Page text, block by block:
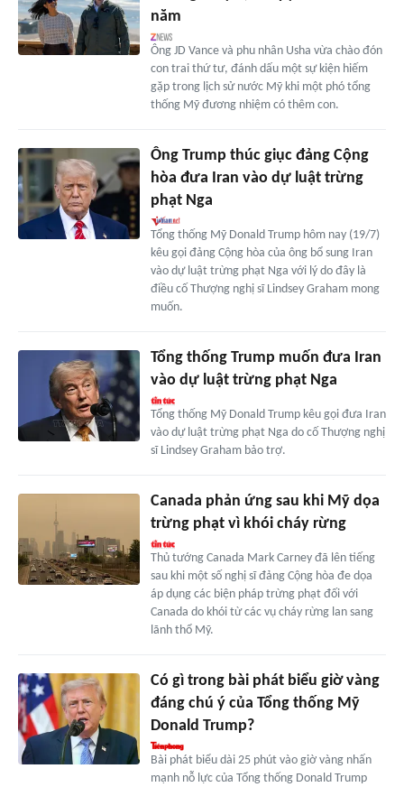
năm
Ông JD Vance và phu nhân Usha vừa chào đón
con trai thứ tư, đánh dấu một sự kiện hiếm
gặp trong lịch sử nước Mỹ khi một phó tổng
thống Mỹ đương nhiệm có thêm con.
Ông Trump thúc giục đảng Cộng
hòa đưa Iran vào dự luật trừng
phạt Nga
Tổng thống Mỹ Donald Trump hôm nay (19/7)
kêu gọi đảng Cộng hòa của ông bổ sung Iran
vào dự luật trừng phạt Nga với lý do đây là
điều cố Thượng nghị sĩ Lindsey Graham mong
muốn.
Tổng thống Trump muốn đưa Iran
vào dự luật trừng phạt Nga
Tổng thống Mỹ Donald Trump kêu gọi đưa Iran
vào dự luật trừng phạt Nga do cố Thượng nghị
sĩ Lindsey Graham bảo trợ.
Canada phản ứng sau khi Mỹ dọa
trừng phạt vì khói cháy rừng
Thủ tướng Canada Mark Carney đã lên tiếng
sau khi một số nghị sĩ đảng Cộng hòa đe dọa
áp dụng các biện pháp trừng phạt đối với
Canada do khói từ các vụ cháy rừng lan sang
lãnh thổ Mỹ.
Có gì trong bài phát biểu giờ vàng
đáng chú ý của Tổng thống Mỹ
Donald Trump?
Bài phát biểu dài 25 phút vào giờ vàng nhấn
mạnh nỗ lực của Tổng thống Donald Trump